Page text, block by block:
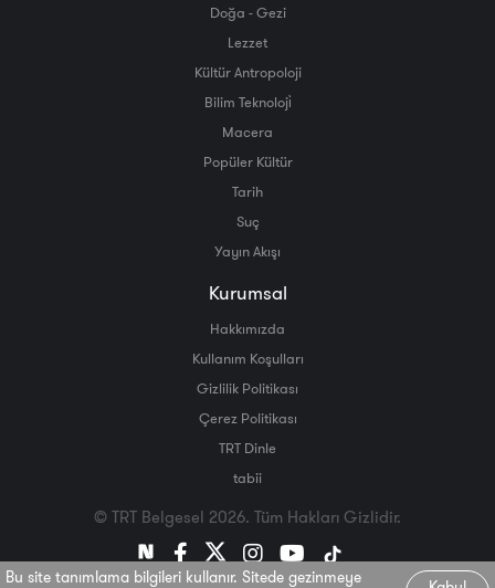
Bu site tanımlama bilgileri kullanır. Sitede gezinmeye
Doğa - Gezi
Lezzet
Kültür Antropoloji
Bilim Teknoloji̇
Macera
Popüler Kültür
Tarih
Suç
Yayın Akışı
Kurumsal
Hakkımızda
Kullanım Koşulları
Gizlilik Politikası
Çerez Politikası
TRT Dinle
tabii
© TRT Belgesel 2026. Tüm Hakları Gizlidir.